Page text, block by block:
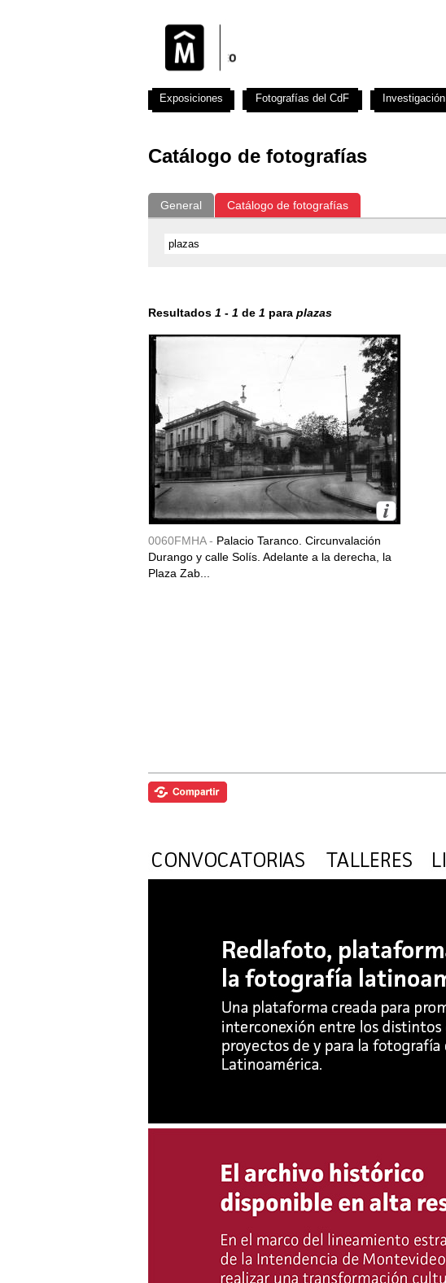
Catálogo de fotografías
General Catálogo de fotografías
Resultados 1 - 1 de 1 para plazas
0060FMHA - Palacio Taranco. Circunvalación
Durango y calle Solís. Adelante a la derecha, la
Plaza Zab...
Exposiciones Fotografías del CdF Investigación